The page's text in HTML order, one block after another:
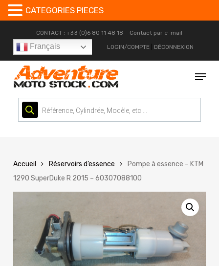
content
CONTACT : +33 (0)6 80 11 48 18 – Contact par e-mail
Français LOGIN/COMPTE| DÉCONNEXION
Menu
Recherche
de
produits
Accueil Réservoirs d’essence
Pompe à essence – KTM
1290 SuperDuke R 2015 – 60307088100
CATEGORIES PIECES